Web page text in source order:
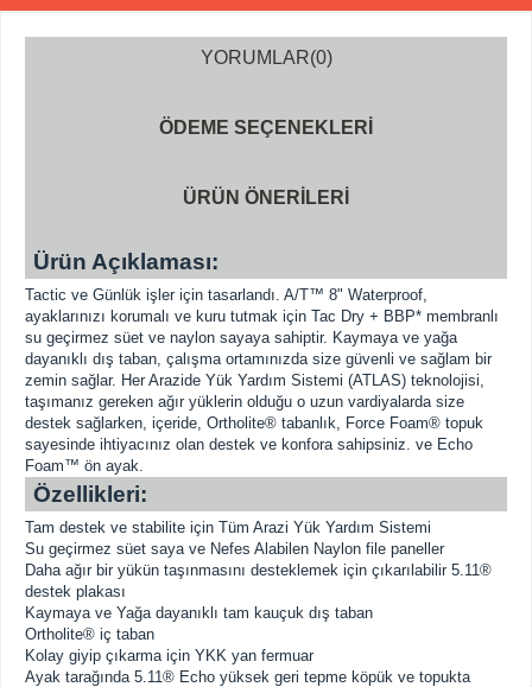
YORUMLAR(0)
ÖDEME SEÇENEKLERI
ÜRÜN ÖNERILERI
Ürün Açıklaması:
Tactic ve Günlük işler için tasarlandı. A/T™ 8" Waterproof,
ayaklarınızı korumalı ve kuru tutmak için Tac Dry + BBP* membranlı
su geçirmez süet ve naylon sayaya sahiptir. Kaymaya ve yağa
dayanıklı dış taban, çalışma ortamınızda size güvenli ve sağlam bir
zemin sağlar. Her Arazide Yük Yardım Sistemi (ATLAS) teknolojisi,
taşımanız gereken ağır yüklerin olduğu o uzun vardiyalarda size
destek sağlarken, içeride, Ortholite® tabanlık, Force Foam® topuk
sayesinde ihtiyacınız olan destek ve konfora sahipsiniz. ve Echo
Foam™ ön ayak.
Özellikleri:
Tam destek ve stabilite için Tüm Arazi Yük Yardım Sistemi
Su geçirmez süet saya ve Nefes Alabilen Naylon file paneller
Daha ağır bir yükün taşınmasını desteklemek için çıkarılabilir 5.11®
destek plakası
Kaymaya ve Yağa dayanıklı tam kauçuk dış taban
Ortholite® iç taban
Kolay giyip çıkarma için YKK yan fermuar
Ayak tarağında 5.11® Echo yüksek geri tepme köpük ve topukta